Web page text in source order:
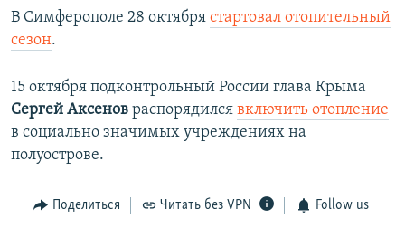
В Симферополе 28 октября стартовал отопительный
сезон.
15 октября подконтрольный России глава Крыма
Сергей Аксенов распорядился включить отопление
в социально значимых учреждениях на
полуострове.
Поделиться Читать без VPN Follow us